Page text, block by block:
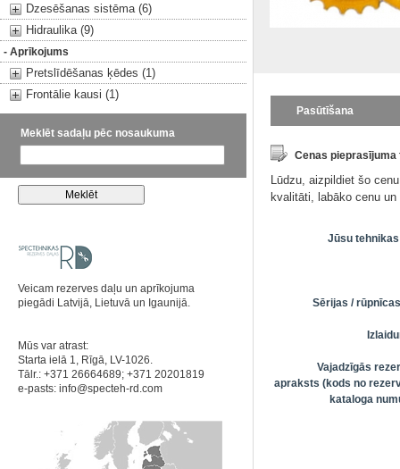
Dzesēšanas sistēma (6)
Hidraulika (9)
- Aprīkojums
Pretslīdēšanas ķēdes (1)
Frontālie kausi (1)
Meklēt sadaļu pēc nosaukuma
Veicam rezerves daļu un aprīkojuma
piegādi Latvijā, Lietuvā un Igaunijā.
Mūs var atrast:
Starta ielā 1, Rīgā, LV-1026.
Tālr.: +371 26664689; +371 20201819
e-pasts: info@specteh-rd.com
Pasūtīšana
Cenas pieprasījuma
Lūdzu, aizpildiet šo
kvalitāti, labāko cenu
Jūsu
Sērijas /
Vajadzīgās
apraksts (kods no
kataloga